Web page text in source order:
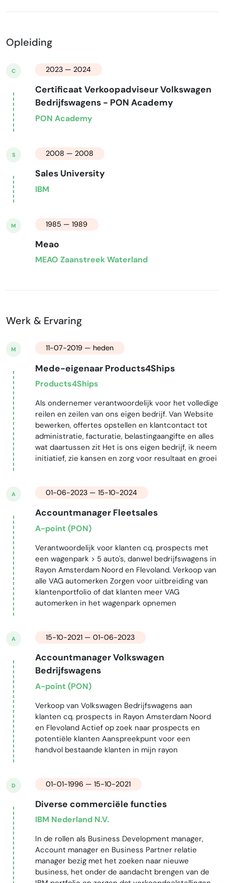
Opleiding
C 2023 — 2024
Certificaat Verkoopadviseur Volkswagen
Bedrijfswagens - PON Academy
PON Academy
S 2008 — 2008
Sales University
IBM
M 1985 — 1989
Meao
MEAO Zaanstreek Waterland
Werk & Ervaring
M 11-07-2019 — heden
Mede-eigenaar Products4Ships
Products4Ships
Als ondernemer verantwoordelijk voor het volledige
reilen en zeilen van ons eigen bedrijf. Van Website
bewerken, offertes opstellen en klantcontact tot
administratie, facturatie, belastingaangifte en alles
wat daartussen zit Het is ons eigen bedrijf, ik neem
initiatief, zie kansen en zorg voor resultaat en groei
A 01-06-2023 — 15-10-2024
Accountmanager Fleetsales
A-point (PON)
Verantwoordelijk voor klanten cq. prospects met
een wagenpark > 5 auto's, danwel bedrijfswagens in
Rayon Amsterdam Noord en Flevoland. Verkoop van
alle VAG automerken Zorgen voor uitbreiding van
klantenportfolio of dat klanten meer VAG
automerken in het wagenpark opnemen
A 15-10-2021 — 01-06-2023
Accountmanager Volkswagen
Bedrijfswagens
A-point (PON)
Verkoop van Volkswagen Bedrijfswagens aan
klanten cq. prospects in Rayon Amsterdam Noord
en Flevoland Actief op zoek naar prospects en
potentiële klanten Aanspreekpunt voor een
handvol bestaande klanten in mijn rayon
D 01-01-1996 — 15-10-2021
Diverse commerciële functies
IBM Nederland N.V.
In de rollen als Business Development manager,
Account manager en Business Partner relatie
manager bezig met het zoeken naar nieuwe
business, het onder de aandacht brengen van de